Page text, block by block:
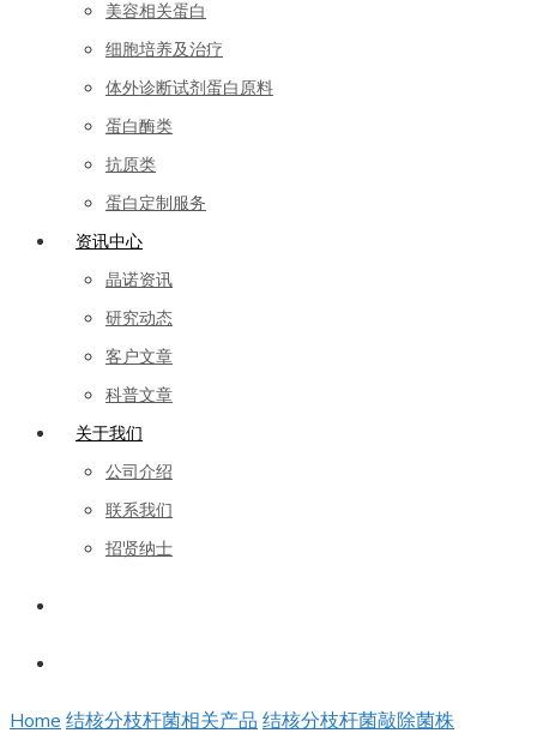
美容相关蛋白
细胞培养及治疗
体外诊断试剂蛋白原料
蛋白酶类
抗原类
蛋白定制服务
资讯中心
晶诺资讯
研究动态
客户文章
科普文章
关于我们
公司介绍
联系我们
招贤纳士
Home 结核分枝杆菌相关产品 结核分枝杆菌敲除菌株